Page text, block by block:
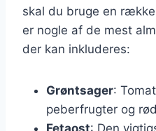
skal du bruge en
er nogle af de mest
der kan inkluderes:
Grøntsager:
peberfrugter og
Fetaost: Den